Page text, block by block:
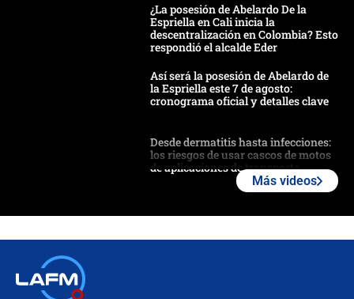
¿La posesión de Abelardo De la
Espriella en Cali inicia la
descentralización en Colombia? Esto
respondió el alcalde Eder
Así será la posesión de Abelardo de
la Espriella este 7 de agosto:
cronograma oficial y detalles clave
Desde dermatitis hasta infecciones:
los riesgos de usar cascos de motos
de aplicaciones de transporte
Más videos